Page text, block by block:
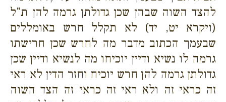
להצד השוה שבהן שכן גדולתן גרמה להן ת"ל
(ויקרא יט, יד) לא תקלל חרש באומללים
שבעמך הכתוב מדבר מה לחרש שכן חרישתו
גרמה לו נשיא ודיין יוכיחו מה לנשיא ודיין שכן
גדולתן גרמה להן חרש יוכיח וחזר הדין לא ראי
זה כראי זה ולא ראי זה כראי זה הצד השוה